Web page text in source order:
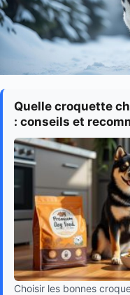
Quelle croquette
: conseils et
Choisir les bonnes